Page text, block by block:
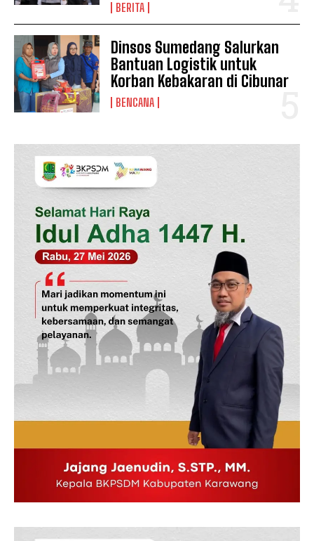
News Week
Magazine PRO
SUBSCRIBE NOW
Company
BERITA
Dinsos Sumedang Salurkan
Bantuan Logistik untuk
Korban Kebakaran di Cibunar
BENCANA